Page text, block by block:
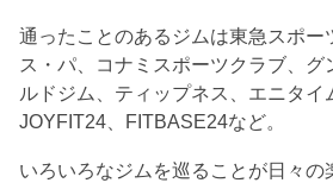
通ったことのあるジムは東急スポー
ス・パ、コナミスポーツクラブ、グ
ルドジム、ティップネス、エニタイ
JOYFIT24、FITBASE24など。
いろいろなジムを巡ることが日々の